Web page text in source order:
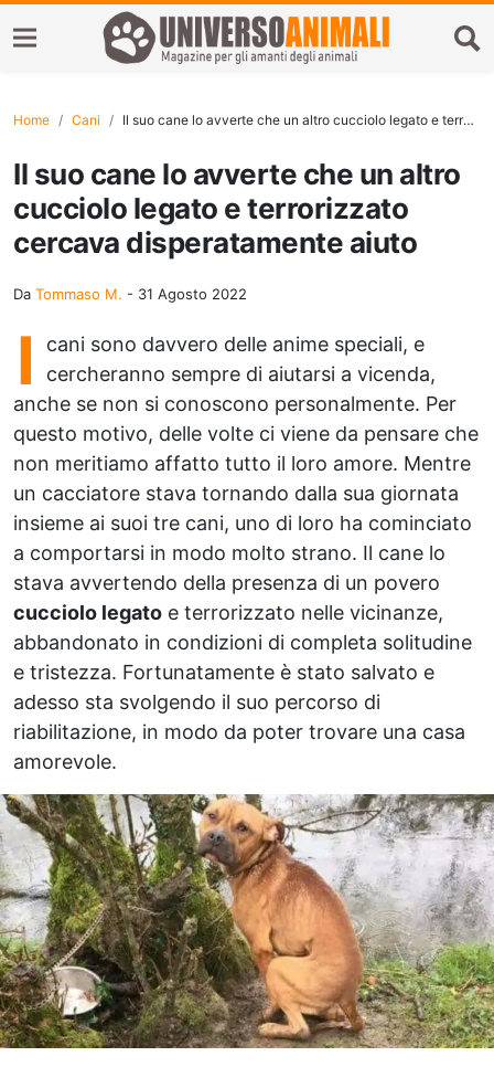
Home Cani Il suo cane lo avverte che un altro cucciolo legato e terrorizzato cercava disperatamente aiuto
Il suo cane lo avverte che un altro
cucciolo legato e terrorizzato
cercava disperatamente aiuto
Da Tommaso M. - 31 Agosto 2022
I
cani sono davvero delle anime speciali, e
cercheranno sempre di aiutarsi a vicenda,
anche se non si conoscono personalmente. Per
questo motivo, delle volte ci viene da pensare che
non meritiamo affatto tutto il loro amore. Mentre
un cacciatore stava tornando dalla sua giornata
insieme ai suoi tre cani, uno di loro ha cominciato
a comportarsi in modo molto strano. Il cane lo
stava avvertendo della presenza di un povero
cucciolo legato e terrorizzato nelle vicinanze,
abbandonato in condizioni di completa solitudine
e tristezza. Fortunatamente è stato salvato e
adesso sta svolgendo il suo percorso di
riabilitazione, in modo da poter trovare una casa
amorevole.